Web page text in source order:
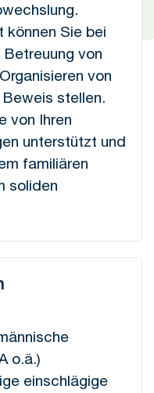
können Sie bei
von
von
stellen.
von Ihren
unterstützt und
familiären
soliden
o.ä.)
einschlägige